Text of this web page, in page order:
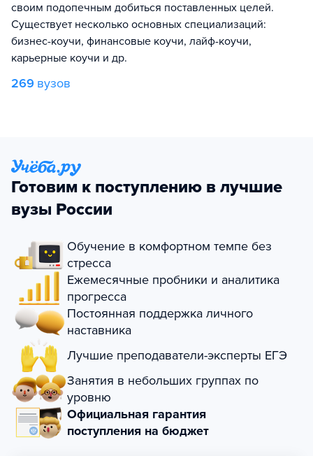
своим подопечным добиться поставленных целей.
Существует несколько основных специализаций:
бизнес-коучи, финансовые коучи, лайф-коучи,
карьерные коучи и др.
269 вузов
Готовим к поступлению в лучшие
вузы России
Обучение в комфортном темпе без
стресса
Ежемесячные пробники и аналитика
прогресса
Постоянная поддержка личного
наставника
Лучшие преподаватели-эксперты ЕГЭ
Занятия в небольших группах по
уровню
Официальная гарантия
поступления на бюджет